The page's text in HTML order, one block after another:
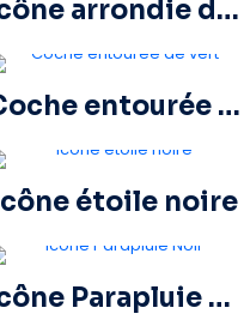
Icône arrondie dégradé bleu Facebook
Coche entourée de vert
Icône étoile noire
Icône Parapluie Noir